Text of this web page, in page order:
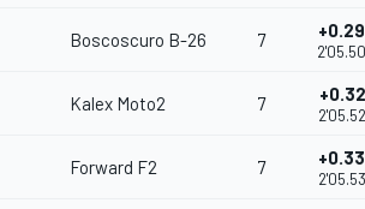
Boscoscuro B-26 7
Kalex Moto2 7
Forward F2 7